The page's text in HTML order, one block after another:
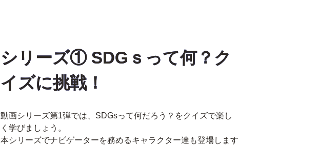
シリーズ① SDGｓって何？ク
イズに挑戦！
動画シリーズ第1弾では、SDGsって何だろう？をクイズで楽し
く学びましょう。
本シリーズでナビゲーターを務めるキャラクター達も登場します